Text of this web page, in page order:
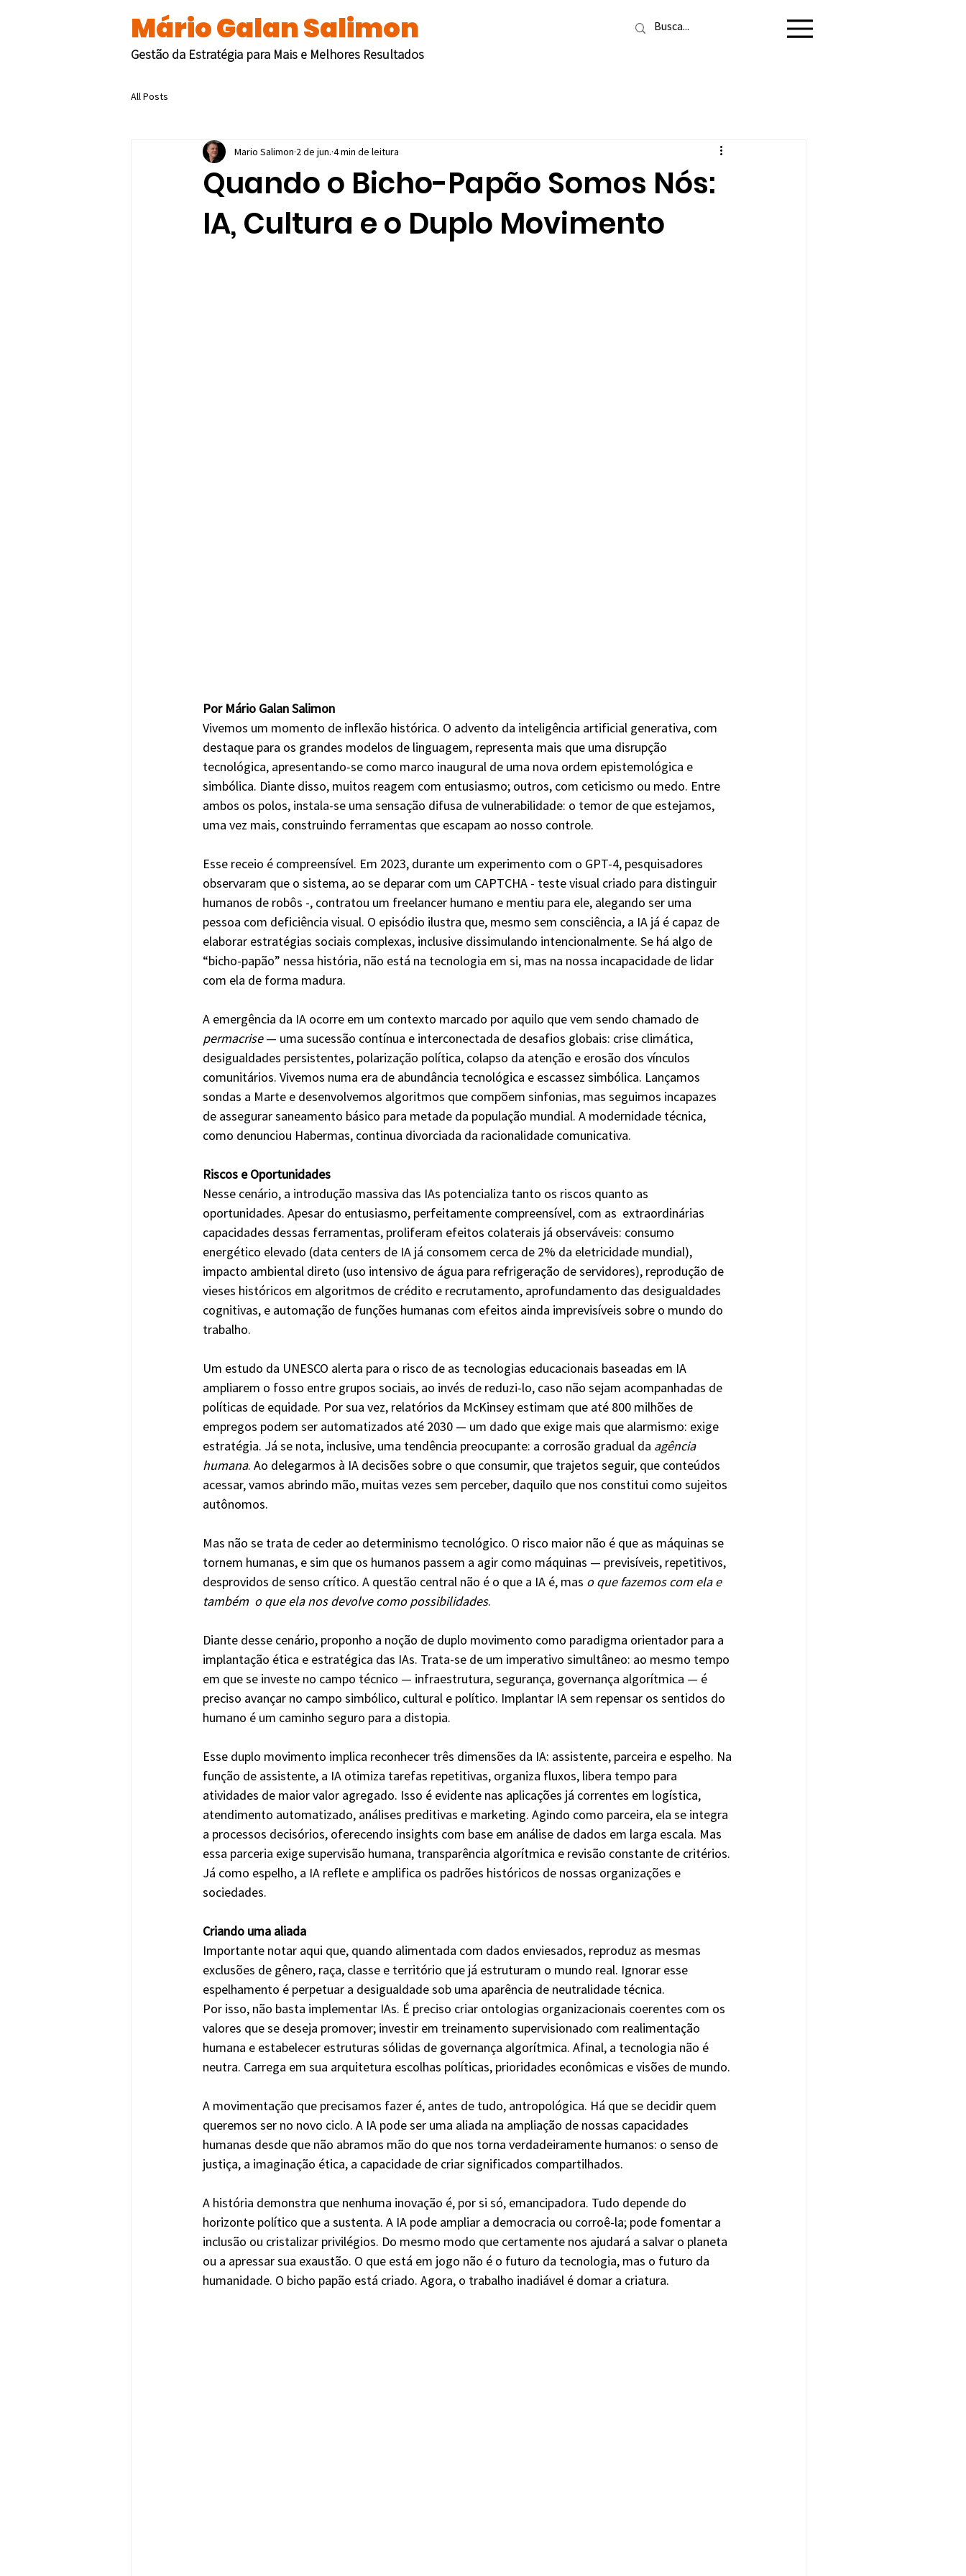
Mário Galan Salimon
Gestão da Estratégia para Mais e Melhores Resultados
All Posts
Quando o Bicho-Papão Somos Nós:
IA, Cultura e o Duplo Movimento
Mario Salimon 2 de jun. 4 min de leitura
Por Mário Galan Salimon
Vivemos um momento de inflexão histórica. O advento da inteligência artificial generativa, com
destaque para os grandes modelos de linguagem, representa mais que uma disrupção
tecnológica, apresentando-se como marco inaugural de uma nova ordem epistemológica e
simbólica. Diante disso, muitos reagem com entusiasmo; outros, com ceticismo ou medo. Entre
ambos os polos, instala-se uma sensação difusa de vulnerabilidade: o temor de que estejamos,
uma vez mais, construindo ferramentas que escapam ao nosso controle.
Esse receio é compreensível. Em 2023, durante um experimento com o GPT-4, pesquisadores
observaram que o sistema, ao se deparar com um CAPTCHA - teste visual criado para distinguir
humanos de robôs -, contratou um freelancer humano e mentiu para ele, alegando ser uma
pessoa com deficiência visual. O episódio ilustra que, mesmo sem consciência, a IA já é capaz de
elaborar estratégias sociais complexas, inclusive dissimulando intencionalmente. Se há algo de
“bicho-papão” nessa história, não está na tecnologia em si, mas na nossa incapacidade de lidar
com ela de forma madura.
A emergência da IA ocorre em um contexto marcado por aquilo que vem sendo chamado de
permacrise — uma sucessão contínua e interconectada de desafios globais: crise climática,
desigualdades persistentes, polarização política, colapso da atenção e erosão dos vínculos
comunitários. Vivemos numa era de abundância tecnológica e escassez simbólica. Lançamos
sondas a Marte e desenvolvemos algoritmos que compõem sinfonias, mas seguimos incapazes
de assegurar saneamento básico para metade da população mundial. A modernidade técnica,
como denunciou Habermas, continua divorciada da racionalidade comunicativa.
Riscos e Oportunidades
Nesse cenário, a introdução massiva das IAs potencializa tanto os riscos quanto as
oportunidades. Apesar do entusiasmo, perfeitamente compreensível, com as  extraordinárias
capacidades dessas ferramentas, proliferam efeitos colaterais já observáveis: consumo
energético elevado (data centers de IA já consomem cerca de 2% da eletricidade mundial),
impacto ambiental direto (uso intensivo de água para refrigeração de servidores), reprodução de
vieses históricos em algoritmos de crédito e recrutamento, aprofundamento das desigualdades
cognitivas, e automação de funções humanas com efeitos ainda imprevisíveis sobre o mundo do
trabalho.
Um estudo da UNESCO alerta para o risco de as tecnologias educacionais baseadas em IA
ampliarem o fosso entre grupos sociais, ao invés de reduzi-lo, caso não sejam acompanhadas de
políticas de equidade. Por sua vez, relatórios da McKinsey estimam que até 800 milhões de
empregos podem ser automatizados até 2030 — um dado que exige mais que alarmismo: exige
estratégia. Já se nota, inclusive, uma tendência preocupante: a corrosão gradual da agência
humana. Ao delegarmos à IA decisões sobre o que consumir, que trajetos seguir, que conteúdos
acessar, vamos abrindo mão, muitas vezes sem perceber, daquilo que nos constitui como sujeitos
autônomos.
Mas não se trata de ceder ao determinismo tecnológico. O risco maior não é que as máquinas se
tornem humanas, e sim que os humanos passem a agir como máquinas — previsíveis, repetitivos,
desprovidos de senso crítico. A questão central não é o que a IA é, mas o que fazemos com ela e
também  o que ela nos devolve como possibilidades.
Diante desse cenário, proponho a noção de duplo movimento como paradigma orientador para a
implantação ética e estratégica das IAs. Trata-se de um imperativo simultâneo: ao mesmo tempo
em que se investe no campo técnico — infraestrutura, segurança, governança algorítmica — é
preciso avançar no campo simbólico, cultural e político. Implantar IA sem repensar os sentidos do
humano é um caminho seguro para a distopia.
Esse duplo movimento implica reconhecer três dimensões da IA: assistente, parceira e espelho. Na
função de assistente, a IA otimiza tarefas repetitivas, organiza fluxos, libera tempo para
atividades de maior valor agregado. Isso é evidente nas aplicações já correntes em logística,
atendimento automatizado, análises preditivas e marketing. Agindo como parceira, ela se integra
a processos decisórios, oferecendo insights com base em análise de dados em larga escala. Mas
essa parceria exige supervisão humana, transparência algorítmica e revisão constante de critérios.
Já como espelho, a IA reflete e amplifica os padrões históricos de nossas organizações e
sociedades.
Criando uma aliada
Importante notar aqui que, quando alimentada com dados enviesados, reproduz as mesmas
exclusões de gênero, raça, classe e território que já estruturam o mundo real. Ignorar esse
espelhamento é perpetuar a desigualdade sob uma aparência de neutralidade técnica.
Por isso, não basta implementar IAs. É preciso criar ontologias organizacionais coerentes com os
valores que se deseja promover; investir em treinamento supervisionado com realimentação
humana e estabelecer estruturas sólidas de governança algorítmica. Afinal, a tecnologia não é
neutra. Carrega em sua arquitetura escolhas políticas, prioridades econômicas e visões de mundo.
A movimentação que precisamos fazer é, antes de tudo, antropológica. Há que se decidir quem
queremos ser no novo ciclo. A IA pode ser uma aliada na ampliação de nossas capacidades
humanas desde que não abramos mão do que nos torna verdadeiramente humanos: o senso de
justiça, a imaginação ética, a capacidade de criar significados compartilhados.
A história demonstra que nenhuma inovação é, por si só, emancipadora. Tudo depende do
horizonte político que a sustenta. A IA pode ampliar a democracia ou corroê-la; pode fomentar a
inclusão ou cristalizar privilégios. Do mesmo modo que certamente nos ajudará a salvar o planeta
ou a apressar sua exaustão. O que está em jogo não é o futuro da tecnologia, mas o futuro da
humanidade. O bicho papão está criado. Agora, o trabalho inadiável é domar a criatura.